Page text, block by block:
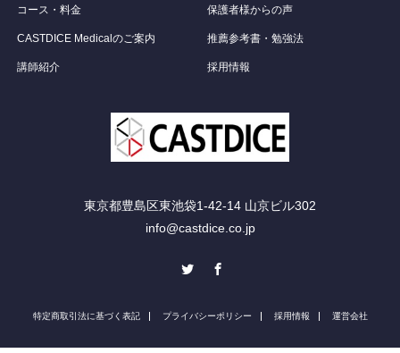
コース・料金
CASTDICE Medicalのご案内
講師紹介
保護者様からの声
推薦参考書・勉強法
採用情報
東京都豊島区東池袋1-42-14 山京ビル302
info@castdice.co.jp
特定商取引法に基づく表記 プライバシーポリシー 採用情報 運営会社